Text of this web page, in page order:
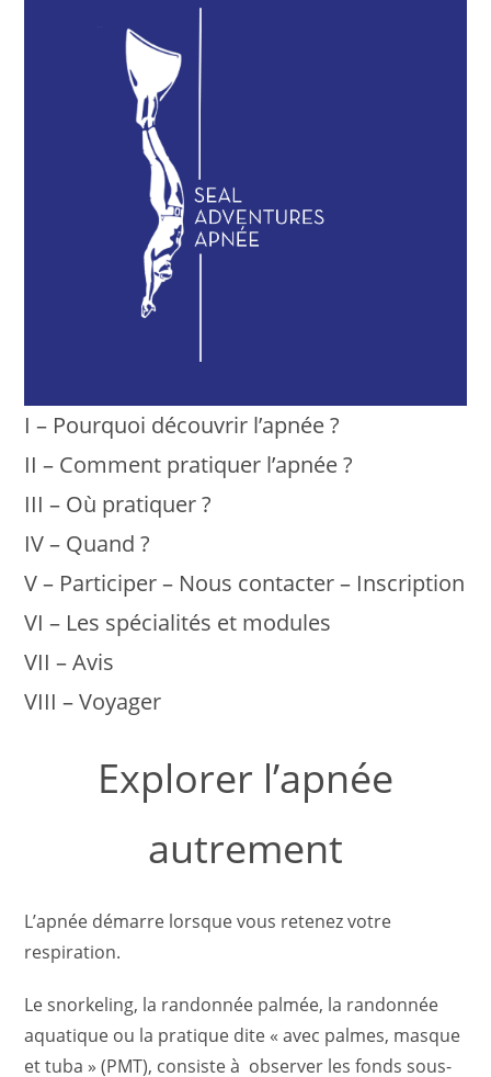
I – Pourquoi découvrir l’apnée ?
II – Comment pratiquer l’apnée ?
III – Où pratiquer ?
IV – Quand ?
V – Participer – Nous contacter – Inscription
VI – Les spécialités et modules
VII – Avis
VIII – Voyager
Explorer l’apnée
autrement
L’apnée démarre lorsque vous retenez votre
respiration.
Le snorkeling, la randonnée palmée, la randonnée
aquatique ou la pratique dite « avec palmes, masque
et tuba » (PMT), consiste à observer les fonds sous-